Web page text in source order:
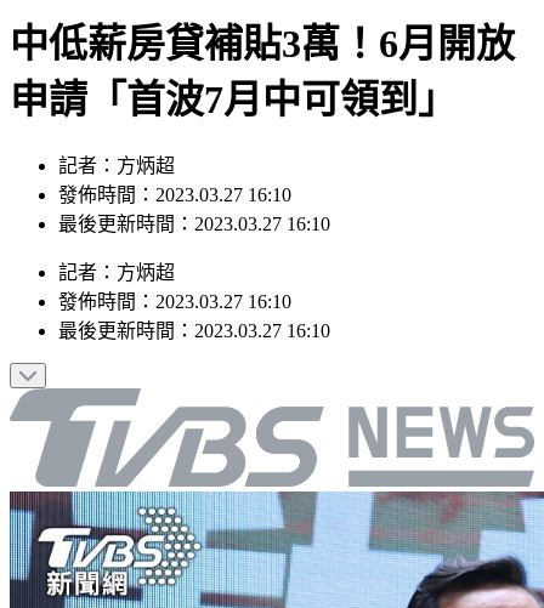
中低薪房貸補貼3萬！6月開放
申請「首波7月中可領到」
記者：方炳超
發佈時間：2023.03.27 16:10
最後更新時間：2023.03.27 16:10
記者 ： 方炳超
發佈時間： 2023.03.27 16:10
最後更新時間： 2023.03.27 16:10